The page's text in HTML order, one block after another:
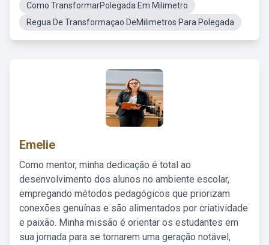
Como TransformarPolegada Em Milimetro
Regua De Transformaçao DeMilimetros Para Polegada
Emelie
Como mentor, minha dedicação é total ao
desenvolvimento dos alunos no ambiente escolar,
empregando métodos pedagógicos que priorizam
conexões genuínas e são alimentados por criatividade
e paixão. Minha missão é orientar os estudantes em
sua jornada para se tornarem uma geração notável,